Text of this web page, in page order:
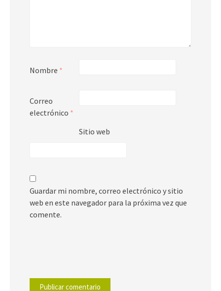
Nombre *
Correo
electrónico *
Sitio web
Guardar mi nombre, correo electrónico y sitio
web en este navegador para la próxima vez que
comente.